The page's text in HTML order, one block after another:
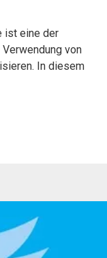
ist eine der
von
In diesem